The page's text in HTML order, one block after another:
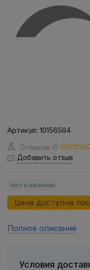
Артикул: 10156584
Отзывов: 0
Добавить отзыв
Нет в наличии
Цена доступна
Полное описание
Условия